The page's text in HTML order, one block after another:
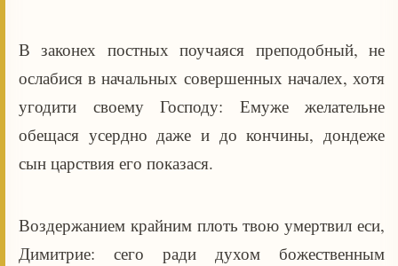
В законех постных поучаяся преподобный, не
ослабися в начальных совершенных началех, хотя
угодити своему Господу: Емуже желательне
обещася усердно даже и до кончины, дондеже
сын царствия его показася.
Воздержанием крайним плоть твою умертвил еси,
Димитрие: сего ради духом божественным